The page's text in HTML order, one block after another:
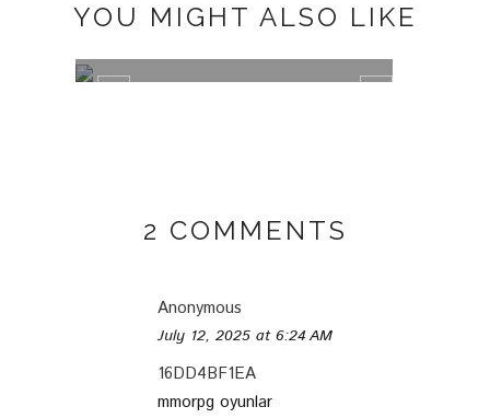
YOU MIGHT ALSO LIKE
2 COMMENTS
Anonymous
July 12, 2025 at 6:24 AM
16DD4BF1EA
mmorpg oyunlar